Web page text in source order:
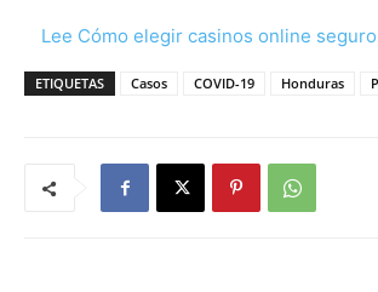
Lee Cómo elegir casinos online
ETIQUETAS Casos COVID-19 Honduras